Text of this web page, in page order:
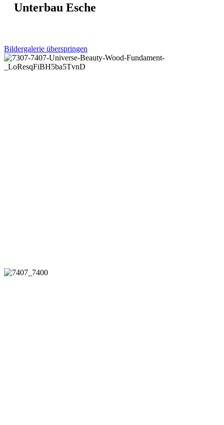
Unterbau Esche
Bildergalerie überspringen